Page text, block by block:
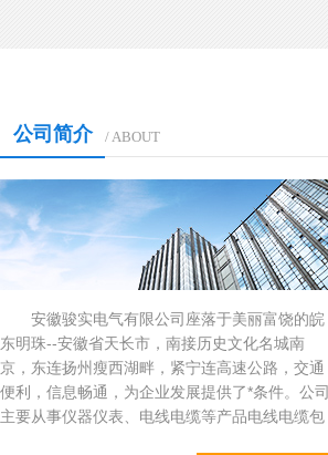
公司简介 / ABOUT
安徽骏实电气有限公司座落于美丽富饶的皖
东明珠--安徽省天长市，南接历史文化名城南
京，东连扬州瘦西湖畔，紧宁连高速公路，交通
便利，信息畅通，为企业发展提供了*条件。公司
主要从事仪器仪表、电线电缆等产品电线电缆包